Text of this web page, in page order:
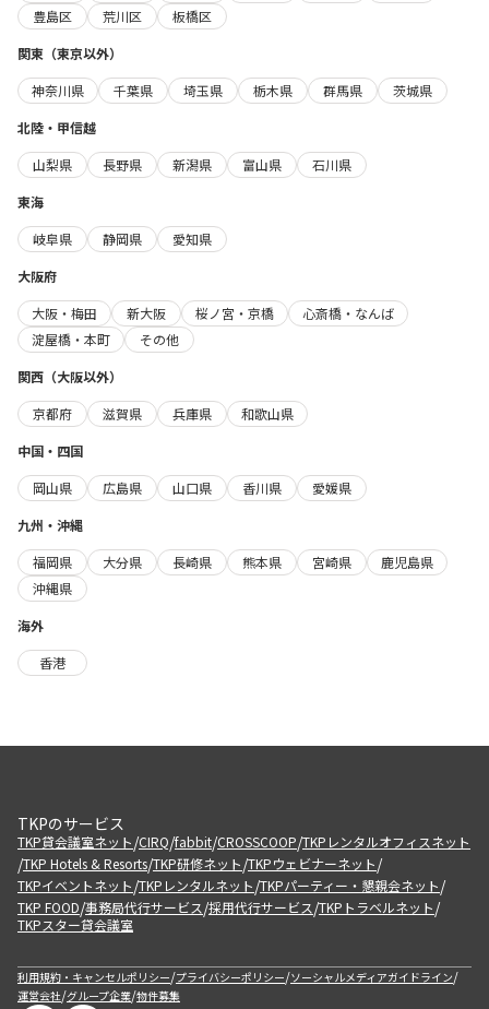
豊島区
荒川区
板橋区
関東（東京以外）
神奈川県
千葉県 埼玉県 栃木県 群馬県
茨城県
北陸・甲信越
山梨県
長野県 新潟県 富山県
石川県
東海
岐阜県
静岡県
愛知県
大阪府
大阪・梅田
新大阪 桜ノ宮・京橋
心斎橋・なんば
淀屋橋・本町
その他
関西（大阪以外）
京都府
滋賀県 兵庫県
和歌山県
中国・四国
岡山県
広島県 山口県 香川県
愛媛県
九州・沖縄
福岡県
大分県 長崎県 熊本県 宮崎県
鹿児島県
沖縄県
海外
香港
TKPのサービス
TKP貸会議室ネット/CIRQ/fabbit/CROSSCOOP/TKPレンタルオフィスネット
/TKP Hotels & Resorts/TKP研修ネット/TKPウェビナーネット/
TKPイベントネット/TKPレンタルネット/TKPパーティー・懇親会ネット/
TKP FOOD/事務局代行サービス/採用代行サービス/TKPトラベルネット/
TKPスター貸会議室
利用規約・キャンセルポリシー/プライバシーポリシー/ソーシャルメディアガイドライン/
運営会社/グループ企業/物件募集